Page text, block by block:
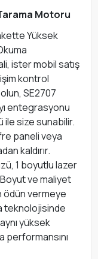
Motoru
Yüksek
ister mobil satış
kontrol
SE2707
entegrasyonu
ile size sunabilir.
paneli veya
kaldırır.
1 boyutlu lazer
ve maliyet
ödün vermeye
teknolojisinde
yüksek
performansını